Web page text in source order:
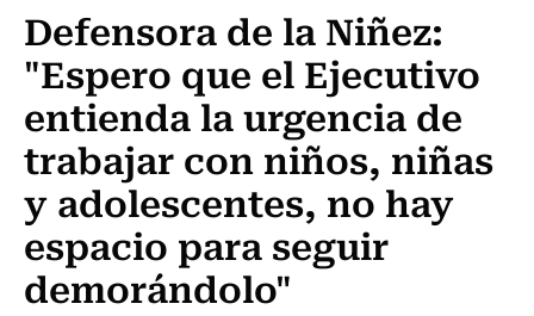
Defensora de la Niñez:
"Espero que el Ejecutivo
entienda la urgencia de
trabajar con niños, niñas
y adolescentes, no hay
espacio para seguir
demorándolo"